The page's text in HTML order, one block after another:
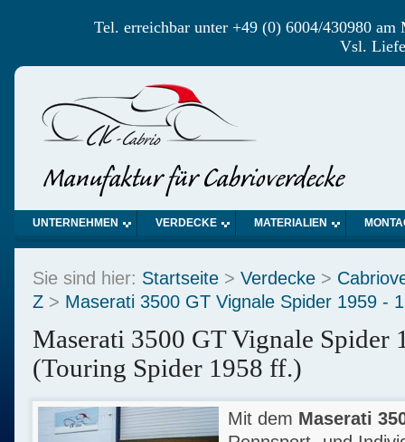
Tel. erreichbar unter +49 (0) 6004/430980
Vsl.
UNTERNEHMEN VERDECKE MATERIALIEN
Sie sind hier: Startseite > Verdecke >
Z > Maserati 3500 GT Vignale Spider 1959 -
Maserati 3500 GT Vignale Spider
(Touring Spider 1958 ff.)
Mit dem Maserati